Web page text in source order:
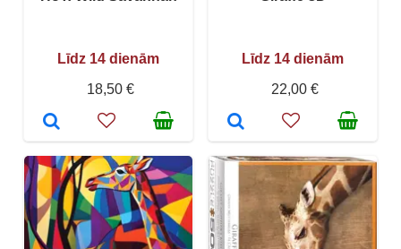
Līdz 14 dienām
18,50 €
Līdz 14 dienām
22,00 €